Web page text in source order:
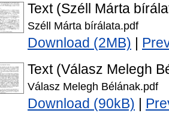
Text (Széll Márta
Széll Márta bírálata.pdf
Download (2MB)
Text (Válasz Melegh
Válasz Melegh Bélának.pdf
Download (90kB)